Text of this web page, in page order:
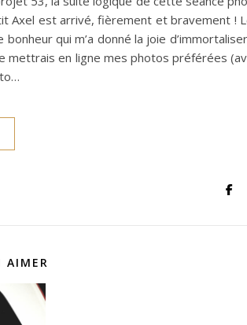
Axel est arrivé, fièrement et bravement !
qui m’a donné la joie
mettrais en ligne mes photos préférées
AIMER